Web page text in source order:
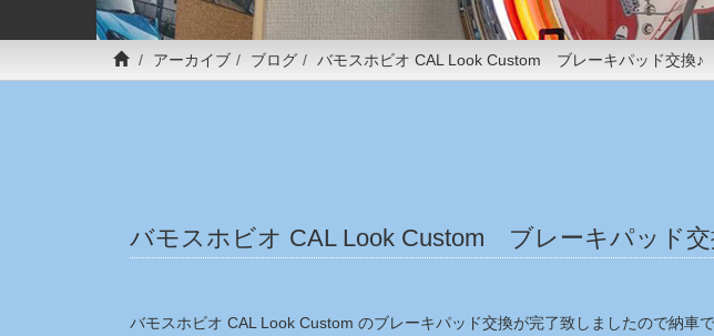
アーカイブ ブログ バモスホビオ CAL Look Custom ブレーキパッド交換♪
バモスホビオ CAL Look Custom ブレーキパッド交
バモスホビオ CAL Look Custom のブレーキパッド交換が完了致しましたので納車